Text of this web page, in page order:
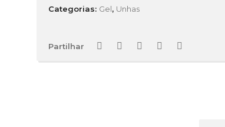
Categorias: Gel, Unhas
Partilhar